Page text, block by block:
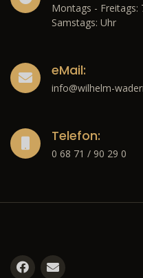
Montags - Freitags:
Samstags: Uhr
eMail:
info@wilhelm-
Telefon:
0 68 71 / 90 29 0